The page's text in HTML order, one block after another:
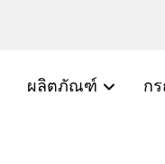
ผลิตภัณฑ์ ก